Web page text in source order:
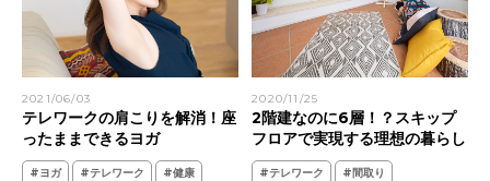
2021/06/03
テレワークの肩こりを解消！座
ったままできるヨガ
#ヨガ #テレワーク #健康
2020/11/25
2階建なのに6層！？スキップ
フロアで実現する理想の暮らし
#テレワーク #間取り